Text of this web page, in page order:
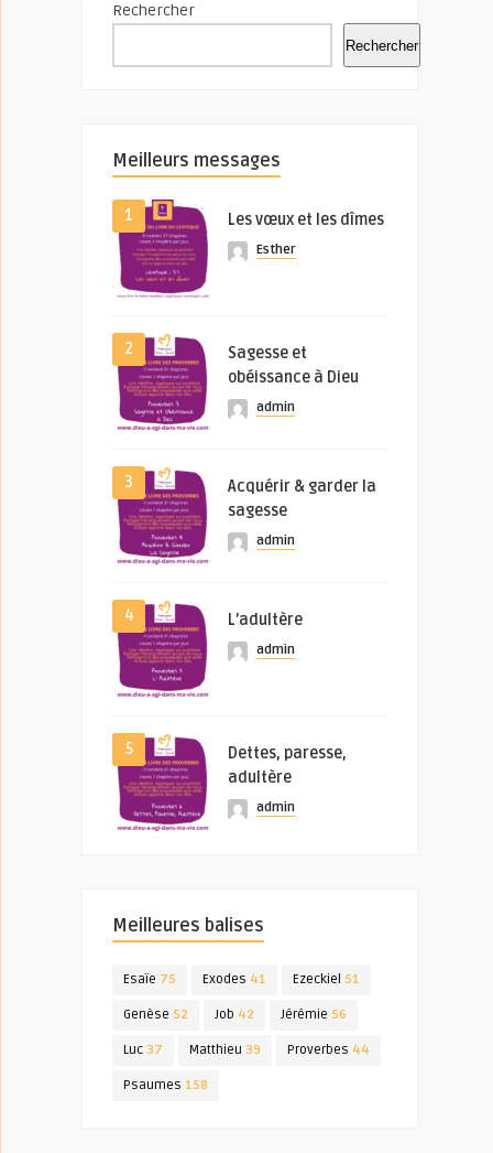
Rechercher
Rechercher
Meilleurs messages
1 Les vœux et les dîmes
Esther
2
Sagesse et
obéissance à Dieu
admin
3
Acquérir & garder la
sagesse
admin
4 L’adultère
admin
5
Dettes, paresse,
adultère
admin
Meilleures balises
Esaïe 75 Exodes 41 Ezeckiel 51
Genèse 52 Job 42 Jérémie 56
Luc 37 Matthieu 39 Proverbes 44
Psaumes 158